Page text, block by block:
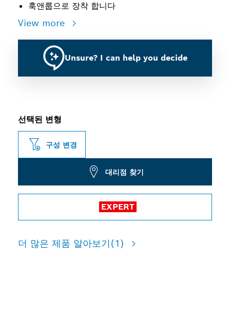
훅앤룹으로 장착 합니다
View more
Unsure? I can help you decide
선택된 변형
구성 변경
대리점 찾기
EXPERT
더 많은 제품 알아보기(1)